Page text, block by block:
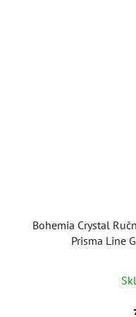
Bohemia Crystal
Prisma Line